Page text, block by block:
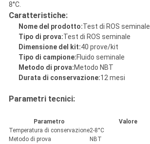
8°C.
Caratteristiche:
Nome del prodotto:Test di ROS seminale
Tipo di prova:Test di ROS seminale
Dimensione del kit:40 prove/kit
Tipo di campione:Fluido seminale
Metodo di prova:Metodo NBT
Durata di conservazione:12 mesi
Parametri tecnici:
Parametro
Valore
Temperatura di conservazione2-8°C
Metodo di prova
NBT